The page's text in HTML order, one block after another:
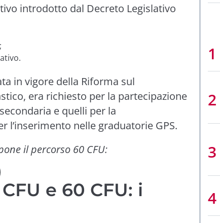
introdotto dal Decreto Legislativo
in vigore della Riforma sul
era richiesto per la partecipazione
e quelli per la
l’inserimento nelle graduatorie GPS.
il percorso 60 CFU:
e 60 CFU: i